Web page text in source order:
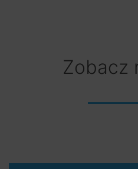
Zobacz